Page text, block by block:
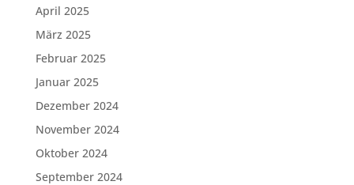
April 2025
März 2025
Februar 2025
Januar 2025
Dezember 2024
November 2024
Oktober 2024
September 2024